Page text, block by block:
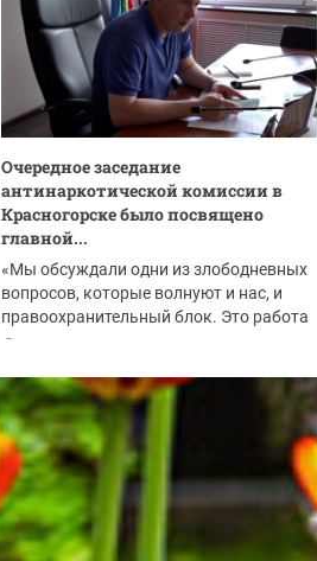
Очередное заседание
антинаркотической комиссии в
Красногорске было посвящено
главной...
«Мы обсуждали одни из злободневных
вопросов, которые волнуют и нас, и
правоохранительный блок. Это работа
по...